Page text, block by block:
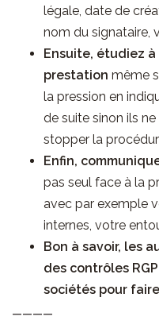
légale, date de
nom du signataire,
Ensuite, étudiez à
prestation même
la pression en
de suite sinon ils
stopper la
Enfin,
pas seul face à la
avec par exemple
internes, votre
Bon à savoir, les
des contrôles
sociétés pour
————